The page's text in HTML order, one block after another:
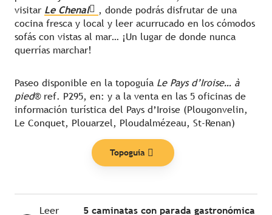
visitar Le Chenal
, donde podrás disfrutar de una
cocina fresca y local y leer acurrucado en los cómodos
sofás con vistas al mar… ¡Un lugar de donde nunca
querrías marchar!
Paseo disponible en la topoguía Le Pays d’Iroise… à
pied® ref. P295, en: y a la venta en las 5 oficinas de
información turística del Pays d’Iroise (Plougonvelin,
Le Conquet, Plouarzel, Ploudalmézeau, St-Renan)
Topoguía
Leer
5 caminatas con parada gastronómica